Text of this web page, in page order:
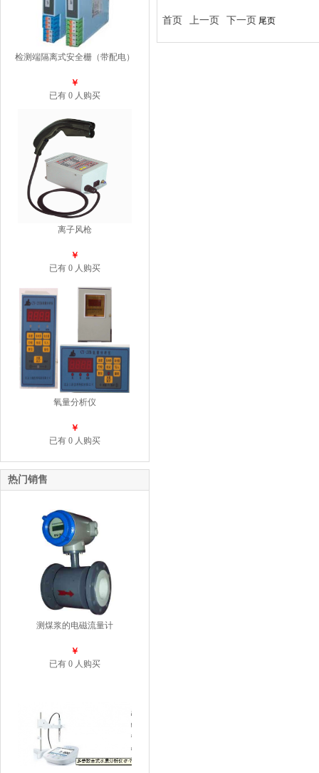
检测端隔离式安全栅（带配电）
￥
已有 0 人购买
离子风枪
￥
已有 0 人购买
氧量分析仪
￥
已有 0 人购买
热门销售
测煤浆的电磁流量计
￥
已有 0 人购买